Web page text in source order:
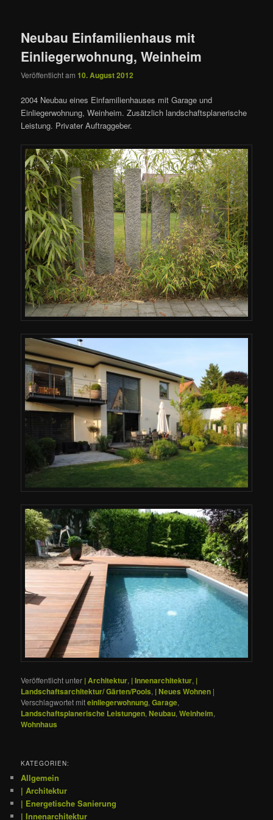
Neubau Einfamilienhaus mit
Einliegerwohnung, Weinheim
Veröffentlicht am10. August 2012
2004 Neubau eines Einfamilienhauses mit Garage und
Einliegerwohnung, Weinheim. Zusätzlich landschaftsplanerische
Leistung. Privater Auftraggeber.
Veröffentlicht unter | Architektur, | Innenarchitektur, |
Landschaftsarchitektur/ Gärten/Pools, | Neues Wohnen |
Verschlagwortet miteinliegerwohnung,Garage,
Landschaftsplanerische Leistungen,Neubau,Weinheim,
Wohnhaus
KATEGORIEN:
Allgemein
| Architektur
| Energetische Sanierung
| Innenarchitektur